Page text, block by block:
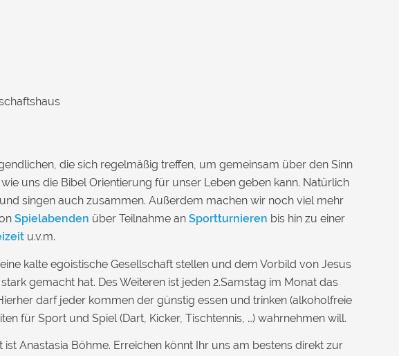
die sich regelmäßig treffen, um gemeinsam über den Sinn
uns die Bibel Orientierung für unser Leben geben kann. Natürlich
singen auch zusammen. Außerdem machen wir noch viel mehr
Spielabenden über Teilnahme an Sportturnieren bis hin zu einer
u.v.m.
kalte egoistische Gesellschaft stellen und dem Vorbild von Jesus
gemacht hat. Des Weiteren ist jeden 2.Samstag im Monat das
darf jeder kommen der günstig essen und trinken (alkoholfreie
für Sport und Spiel (Dart, Kicker, Tischtennis, …) wahrnehmen will.
Anastasia Böhme. Erreichen könnt Ihr uns am bestens direkt zur